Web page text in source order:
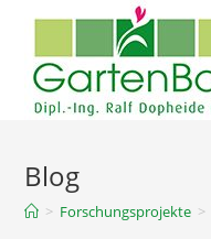
springen
Blog
> Forschungsprojekte >